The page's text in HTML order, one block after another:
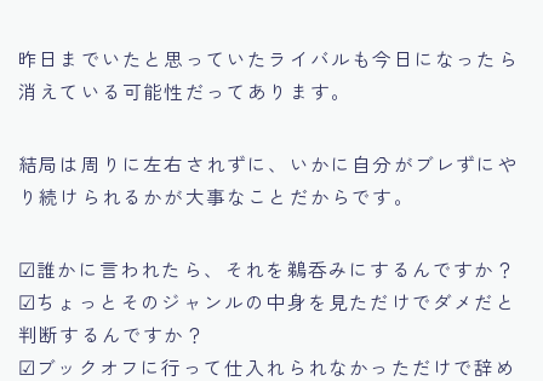
昨日までいたと思っていたライバルも今日になったら
消えている可能性だってあります。
結局は周りに左右されずに、いかに自分がブレずにや
り続けられるかが大事なことだからです。
☑誰かに言われたら、それを鵜呑みにするんですか？
☑ちょっとそのジャンルの中身を見ただけでダメだと
判断するんですか？
☑ブックオフに行って仕入れられなかっただけで辞め